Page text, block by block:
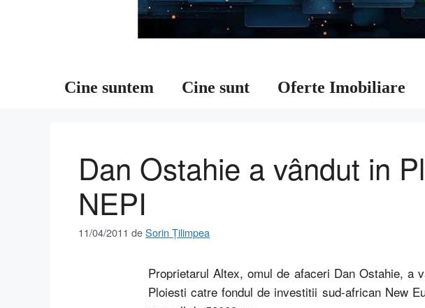
Cine suntem Cine sunt Oferte Imobiliare
Dan Ostahie a vândut in
NEPI
11/04/2011 deSorin Țilimpea
Proprietarul Altex, omul de afaceri Dan Ostahie, a
Ploiesti catre fondul de investitii sud-african New